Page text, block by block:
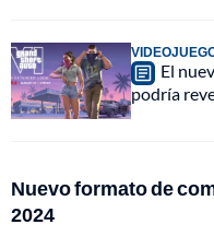
El
podría
Nuevo formato de
2024